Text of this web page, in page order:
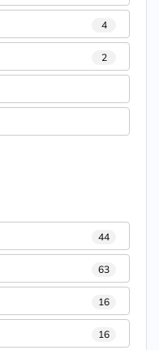
4
2
44
63
16
16